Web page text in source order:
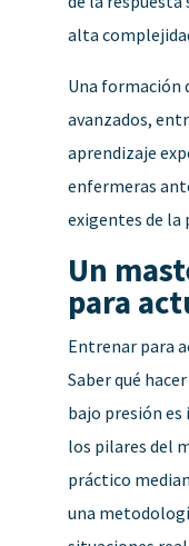
alta
Una formación
avanzados,
aprendizaje
enfermeras
exigentes de la
Un
para
Entrenar para
Saber qué
bajo presión es
los pilares del
práctico
una